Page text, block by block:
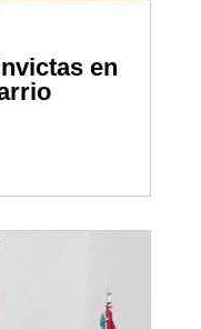
en